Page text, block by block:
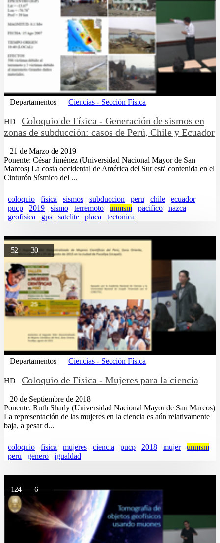
Departamentos Ciencias - Sección Física
HD
Coloquio de Física - Generación de sismos en
zonas de subducción: casos de Perú, Chile y Ecuador
21 de Marzo de 2019
Ponente: César Jiménez (Universidad Nacional Mayor de San
Marcos) La costa occidental de América del Sur está contenida en el
Cinturón Sísmico del ...
coloquio fisica sismos subduccion peru chile
ecuador
pucp
2019 sismo terremoto unmsm pacifico
nazca
geofisica
gps satelite placa tectonica
52 30
Departamentos Ciencias - Sección Física
HD Coloquio de Física - Mujeres para la ciencia
20 de Septiembre de 2018
Ponente: Ruth Shady (Universidad Nacional Mayor de San Marcos)
La representación de las mujeres en la ciencia es aún relativamente
baja, a pesar d...
coloquio fisica mujeres ciencia pucp 2018 mujer
unmsm
peru
genero igualdad
124 6